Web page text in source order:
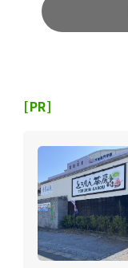
[PR]